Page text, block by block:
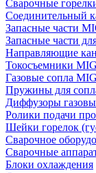
Сварочные
Соединительный
Запасные части
Запасные части
Направляющие
Токосъемники
Газовые сопла
Пружины для
Диффузоры
Ролики подачи
Шейки горелок
Сварочное
Сварочные
Блоки охлаждения